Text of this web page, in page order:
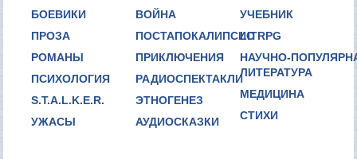
БОЕВИКИ
ПРОЗА
РОМАНЫ
ПСИХОЛОГИЯ
S.T.A.L.K.E.R.
УЖАСЫ
ВОЙНА
ПОСТАПОКАЛИПСИС
ПРИКЛЮЧЕНИЯ
РАДИОСПЕКТАКЛИ
ЭТНОГЕНЕЗ
АУДИОСКАЗКИ
УЧЕБНИК
LITRPG
НАУЧНО-
ЛИТЕРАТУРА
МЕДИЦИНА
СТИХИ